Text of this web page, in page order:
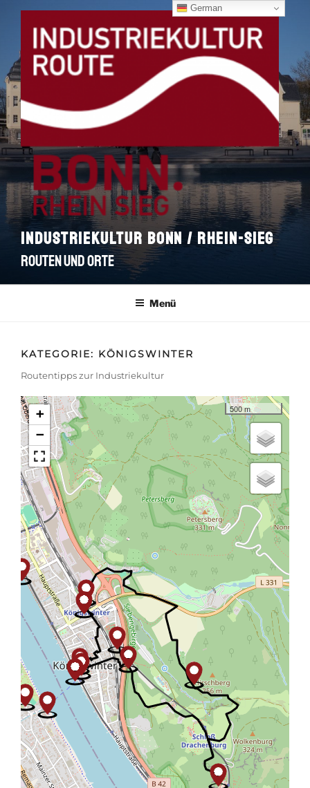
Zum
springen
INDUSTRIEKULTUR BONN / RHEIN-SIEG
ROUTEN UND ORTE
Menü
KATEGORIE: KÖNIGSWINTER
Routentipps zur Industriekultur
+
−
500 m
German